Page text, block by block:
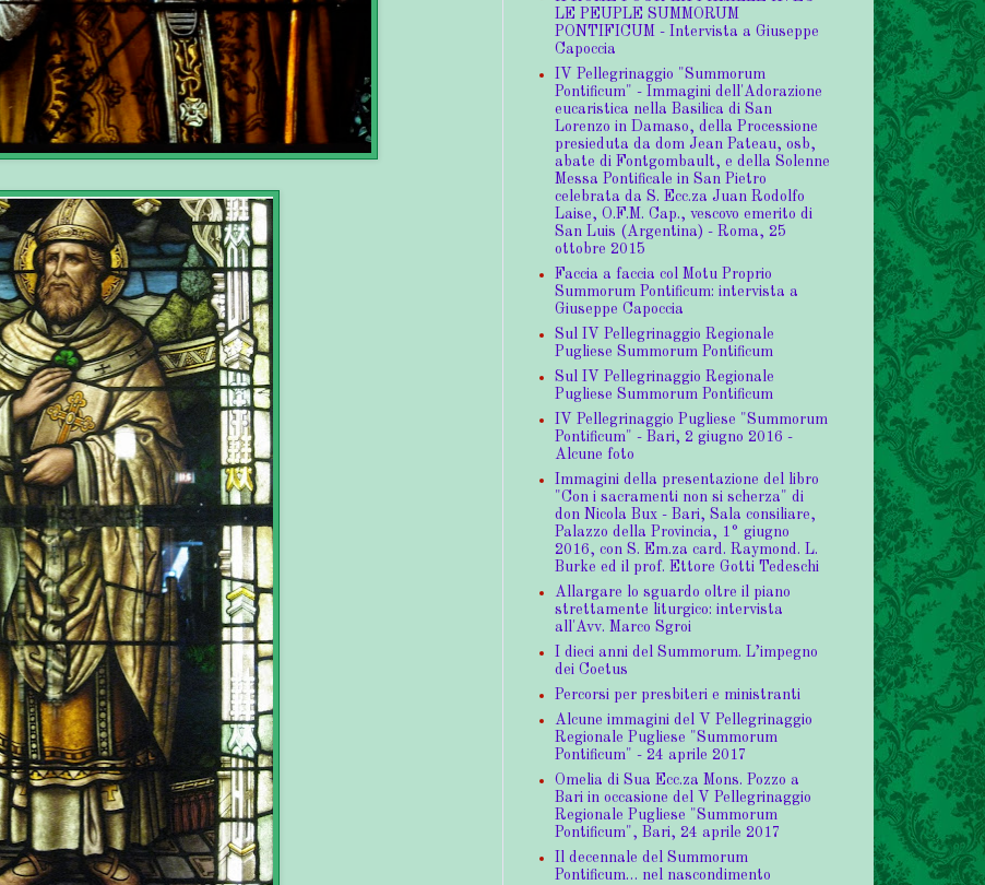
LE PEUPLE SUMMORUM
PONTIFICUM - Intervista a Giuseppe
Capoccia
IV Pellegrinaggio "Summorum
Pontificum" - Immagini dell'Adorazione
eucaristica nella Basilica di San
Lorenzo in Damaso, della Processione
presieduta da dom Jean Pateau, osb,
abate di Fontgombault, e della Solenne
Messa Pontificale in San Pietro
celebrata da S. Ecc.za Juan Rodolfo
Laise, O.F.M. Cap., vescovo emerito di
San Luis (Argentina) - Roma, 25
ottobre 2015
Faccia a faccia col Motu Proprio
Summorum Pontificum: intervista a
Giuseppe Capoccia
Sul IV Pellegrinaggio Regionale
Pugliese Summorum Pontificum
Sul IV Pellegrinaggio Regionale
Pugliese Summorum Pontificum
IV Pellegrinaggio Pugliese "Summorum
Pontificum" - Bari, 2 giugno 2016 -
Alcune foto
Immagini della presentazione del libro
"Con i sacramenti non si scherza" di
don Nicola Bux - Bari, Sala consiliare,
Palazzo della Provincia, 1° giugno
2016, con S. Em.za card. Raymond. L.
Burke ed il prof. Ettore Gotti Tedeschi
Allargare lo sguardo oltre il piano
strettamente liturgico: intervista
all'Avv. Marco Sgroi
I dieci anni del Summorum. L’impegno
dei Coetus
Percorsi per presbiteri e ministranti
Alcune immagini del V Pellegrinaggio
Regionale Pugliese "Summorum
Pontificum" - 24 aprile 2017
Omelia di Sua Ecc.za Mons. Pozzo a
Bari in occasione del V Pellegrinaggio
Regionale Pugliese "Summorum
Pontificum", Bari, 24 aprile 2017
Il decennale del Summorum
Pontificum… nel nascondimento